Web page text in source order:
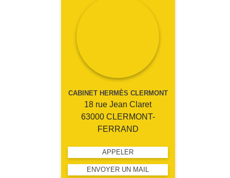
CABINET HERMÈS CLERMONT
18 rue Jean Claret
63000 CLERMONT-
FERRAND
APPELER
ENVOYER UN MAIL